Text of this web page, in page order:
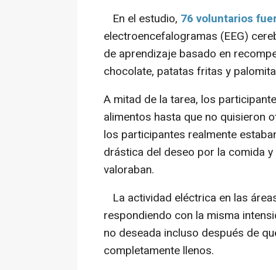
En el estudio, 76 voluntarios
electroencefalogramas (EEG)
de aprendizaje basado en
chocolate, patatas fritas y
A mitad de la tarea, los
alimentos hasta que no quisieron
los participantes realmente
drástica del deseo por la comida
valoraban.
La actividad eléctrica en las
respondiendo con la misma
no deseada incluso después de
completamente llenos.